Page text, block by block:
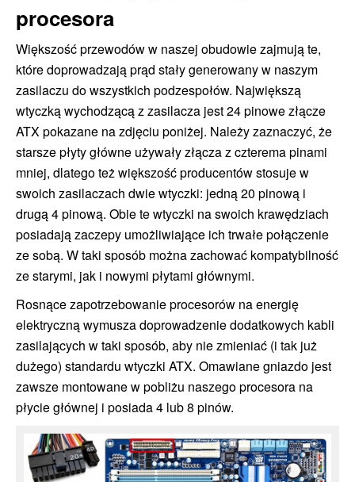
procesora
Większość przewodów w naszej obudowie zajmują te,
które doprowadzają prąd stały generowany w naszym
zasilaczu do wszystkich podzespołów. Największą
wtyczką wychodzącą z zasilacza jest 24 pinowe złącze
ATX pokazane na zdjęciu poniżej. Należy zaznaczyć, że
starsze płyty główne używały złącza z czterema pinami
mniej, dlatego też większość producentów stosuje w
swoich zasilaczach dwie wtyczki: jedną 20 pinową i
drugą 4 pinową. Obie te wtyczki na swoich krawędziach
posiadają zaczepy umożliwiające ich trwałe połączenie
ze sobą. W taki sposób można zachować kompatybilność
ze starymi, jak i nowymi płytami głównymi.
Rosnące zapotrzebowanie procesorów na energię
elektryczną wymusza doprowadzenie dodatkowych kabli
zasilających w taki sposób, aby nie zmieniać (i tak już
dużego) standardu wtyczki ATX. Omawiane gniazdo jest
zawsze montowane w pobliżu naszego procesora na
płycie głównej i posiada 4 lub 8 pinów.